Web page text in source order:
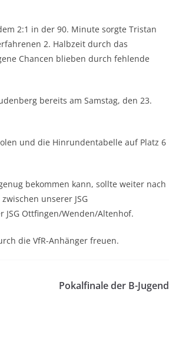
2:1 in der 90. Minute sorgte Tristan
2. Halbzeit durch das
Chancen blieben durch fehlende
bereits am Samstag, den 23.
und die Hinrundentabelle auf Platz 6
bekommen kann, sollte weiter nach
unserer JSG
Ottfingen/Wenden/Altenhof.
die VfR-Anhänger freuen.
Pokalfinale der B-Jugend